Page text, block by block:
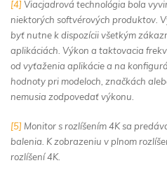
[4]Viacjadrová technológia bola
niektorých softvérových produktov.
byť nutne k dispozícii všetkým
aplikáciách. Výkon a taktovacia
od vyťaženia aplikácie a na
hodnoty pri modeloch, značkách
nemusia zodpovedať výkonu.
[5] Monitor s rozlíšením 4K sa
balenia. K zobrazeniu v plnom
rozlíšení 4K.